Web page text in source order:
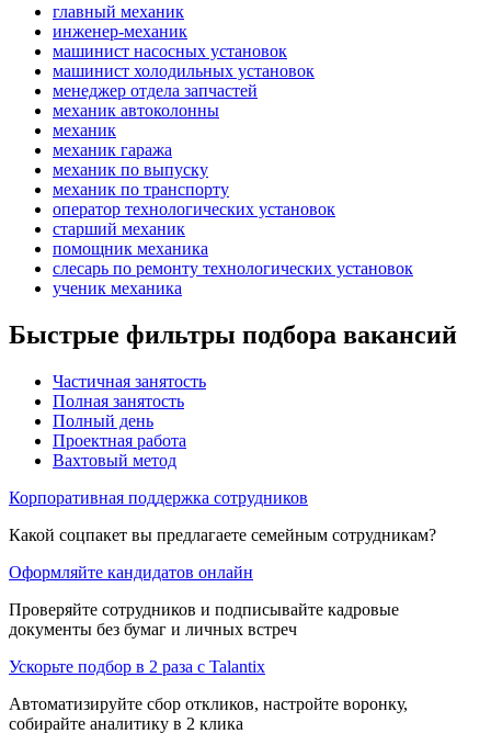
главный механик
инженер-механик
машинист насосных установок
машинист холодильных установок
менеджер отдела запчастей
механик автоколонны
механик
механик гаража
механик по выпуску
механик по транспорту
оператор технологических установок
старший механик
помощник механика
слесарь по ремонту технологических установок
ученик механика
Быстрые фильтры подбора вакансий
Частичная занятость
Полная занятость
Полный день
Проектная работа
Вахтовый метод
Корпоративная поддержка сотрудников
Какой соцпакет вы предлагаете семейным сотрудникам?
Оформляйте кандидатов онлайн
Проверяйте сотрудников и подписывайте кадровые
документы без бумаг и личных встреч
Ускорьте подбор в 2 раза с Talantix
Автоматизируйте сбор откликов, настройте воронку,
собирайте аналитику в 2 клика